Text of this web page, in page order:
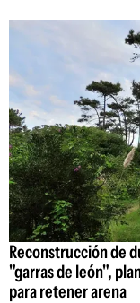
Reconstrucción de
"garras de león",
para retener arena